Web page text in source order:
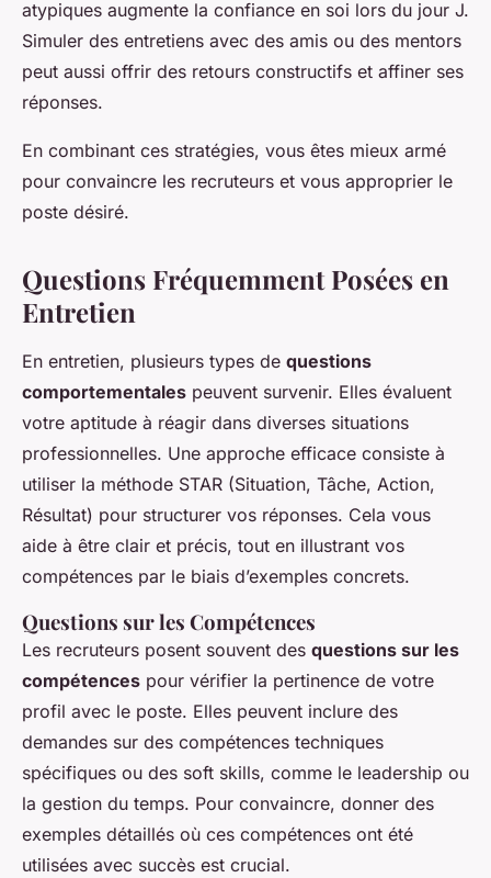
atypiques augmente la confiance en soi lors du jour J.
Simuler des entretiens avec des amis ou des mentors
peut aussi offrir des retours constructifs et affiner ses
réponses.
En combinant ces stratégies, vous êtes mieux armé
pour convaincre les recruteurs et vous approprier le
poste désiré.
Questions Fréquemment Posées en
Entretien
En entretien, plusieurs types de questions
comportementales peuvent survenir. Elles évaluent
votre aptitude à réagir dans diverses situations
professionnelles. Une approche efficace consiste à
utiliser la méthode STAR (Situation, Tâche, Action,
Résultat) pour structurer vos réponses. Cela vous
aide à être clair et précis, tout en illustrant vos
compétences par le biais d’exemples concrets.
Questions sur les Compétences
Les recruteurs posent souvent des questions sur les
compétences pour vérifier la pertinence de votre
profil avec le poste. Elles peuvent inclure des
demandes sur des compétences techniques
spécifiques ou des soft skills, comme le leadership ou
la gestion du temps. Pour convaincre, donner des
exemples détaillés où ces compétences ont été
utilisées avec succès est crucial.